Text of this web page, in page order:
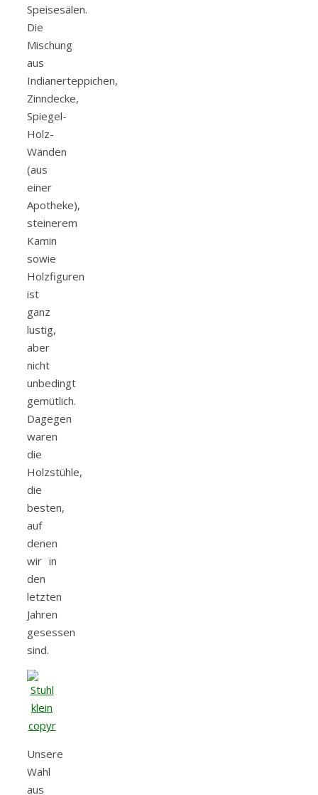
Speisesälen.
Die
Mischung
aus
Indianerteppichen,
Zinndecke,
Spiegel-
Holz-
Wänden
(aus
einer
Apotheke),
steinerem
Kamin
sowie
Holzfiguren
ist
ganz
lustig,
aber
nicht
unbedingt
gemütlich.
Dagegen
waren
die
Holzstühle,
die
besten,
auf
denen
wir in
den
letzten
Jahren
gesessen
sind.
Unsere
Wahl
aus